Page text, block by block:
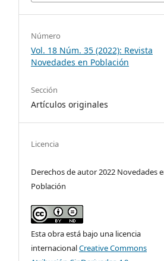
Número
Vol. 18 Núm. 35 (2022): Revista
Novedades en Población
Sección
Artículos originales
Licencia
Derechos de autor 2022 Novedades
Población
Esta obra está bajo una licencia
internacionalCreative Commons